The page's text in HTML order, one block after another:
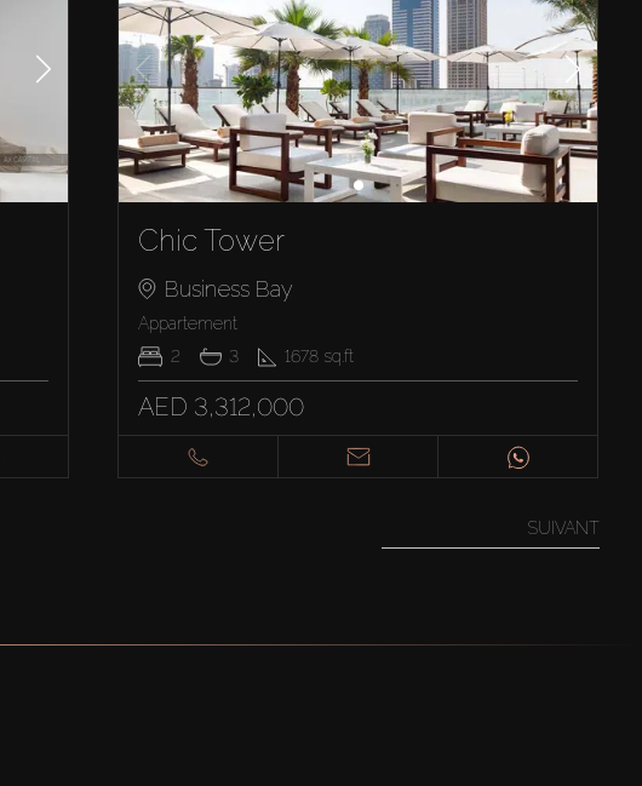
Chic Tower
Business Bay
Appartement
2
3 1678 sq.ft
AED 3,312,000
SUIVANT